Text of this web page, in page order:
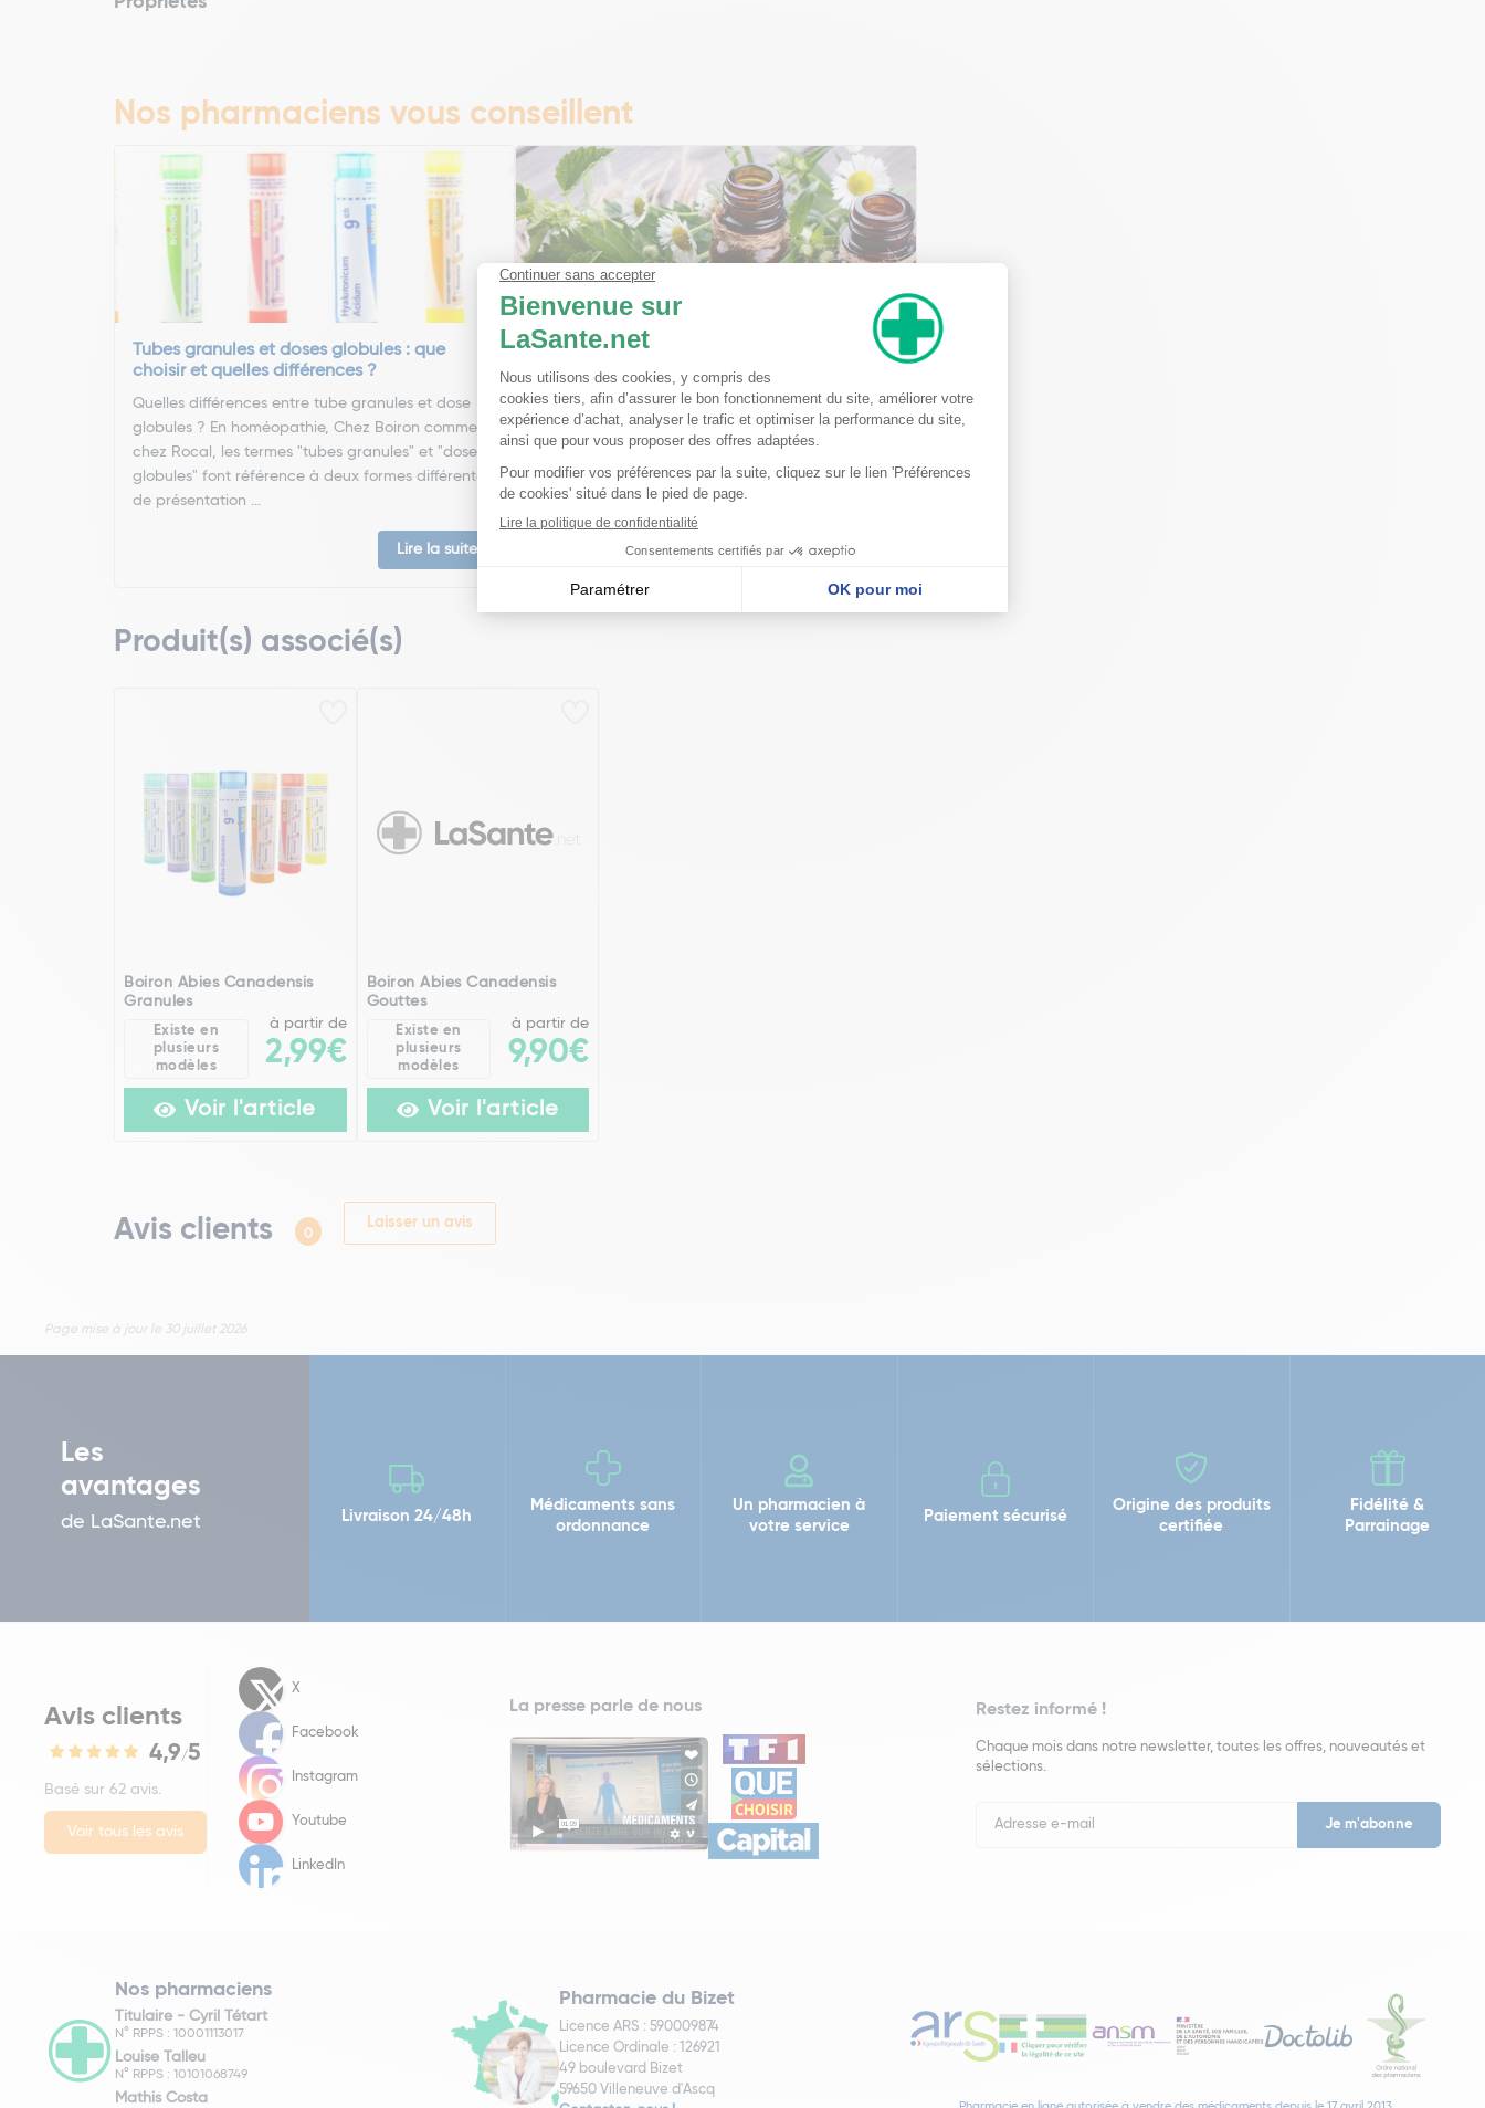
Nos pharmaciens vous conseillent
Tubes granules et doses globules : que
choisir et quelles différences ?
Quelles différences entre tube granules et dose
globules ? En homéopathie, Chez Boiron comme
chez Rocal, les termes "tubes granules" et "doses
globules" font référence à deux formes différentes
de présentation ...
Lire la suite
Ma trousse à pharmacie homéopathique
Ceci est un petit guide pratique des traitements
homéopathiques à avoir chez soi ! L'homéopathie
est une disciple à part entière dans l'arsenal
qu'une ...
Lire la suite
Produit(s) associé(s)
Boiron Abies Canadensis
Granules
Existe en
plusieurs
modèles
à partir de
2,99€
Voir l'article
Boiron Abies Canadensis
Gouttes
Existe en
plusieurs
modèles
à partir de
9,90€
Voir l'article
Avis clients 0
Laisser un avis
Page mise à jour le 30 juillet 2026
Les
avantages
de LaSante.net Livraison 24/48h
Médicaments sans
ordonnance
Un pharmacien à
votre service
Paiement sécurisé
Origine des produits
certifiée
Fidélité &
Parrainage
Avis clients
4,9/5
Basé sur 62 avis.
Voir tous les avis
X
Facebook
Instagram
Youtube
LinkedIn
La presse parle de nous Restez informé !
Chaque mois dans notre newsletter, toutes les offres, nouveautés et
sélections.
Newsletter
Nos pharmaciens
Titulaire - Cyril Tétart
N° RPPS : 10001113017
Louise Talleu
N° RPPS : 10101068749
Mathis Costa
Pharmacie du Bizet
Licence ARS : 590009874
Licence Ordinale : 126921
49 boulevard Bizet
59650 Villeneuve d'Ascq